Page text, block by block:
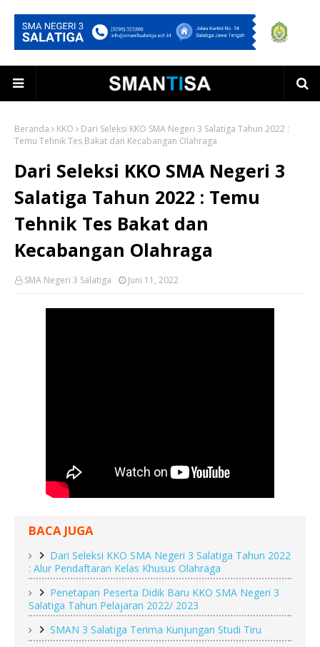
Beranda KKO
Dari Seleksi KKO SMA Negeri 3 Salatiga Tahun 2022 :
Temu Tehnik Tes Bakat dan Kecabangan Olahraga
Dari Seleksi KKO SMA Negeri 3
Salatiga Tahun 2022 : Temu
Tehnik Tes Bakat dan
Kecabangan Olahraga
SMA Negeri 3 Salatiga Juni 11, 2022
BACA JUGA
Dari Seleksi KKO SMA Negeri 3 Salatiga Tahun 2022
: Alur Pendaftaran Kelas Khusus Olahraga
Penetapan Peserta Didik Baru KKO SMA Negeri 3
Salatiga Tahun Pelajaran 2022/ 2023
SMAN 3 Salatiga Terima Kunjungan Studi Tiru